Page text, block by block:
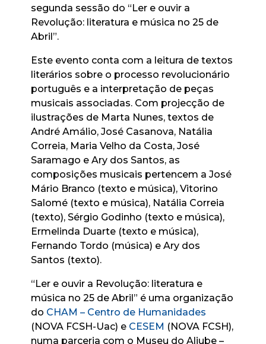
segunda sessão do “Ler e ouvir a
Revolução: literatura e música no 25 de
Abril”.
Este evento conta com a leitura de textos
literários sobre o processo revolucionário
português e a interpretação de peças
musicais associadas. Com projecção de
ilustrações de Marta Nunes, textos de
André Amálio, José Casanova, Natália
Correia, Maria Velho da Costa, José
Saramago e Ary dos Santos, as
composições musicais pertencem a José
Mário Branco (texto e música), Vitorino
Salomé (texto e música), Natália Correia
(texto), Sérgio Godinho (texto e música),
Ermelinda Duarte (texto e música),
Fernando Tordo (música) e Ary dos
Santos (texto).
“Ler e ouvir a Revolução: literatura e
música no 25 de Abril” é uma organização
do CHAM – Centro de Humanidades
(NOVA FCSH-Uac) e CESEM (NOVA FCSH),
numa parceria com o Museu do Aljube –